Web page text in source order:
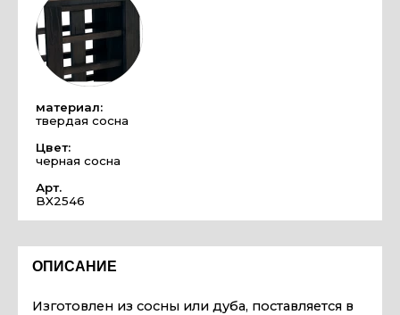
материал:
твердая сосна
Цвет:
черная сосна
Арт.
BX2546
ОПИСАНИЕ
Изготовлен из сосны или дуба, поставляется в